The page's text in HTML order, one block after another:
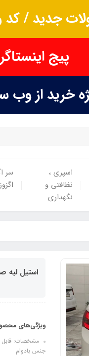
جدید / کد
پیج
خرید از
اسپری ،
نظافتی و
نگهداری
سر
استیل لبه
ویژگی‌های
مشخصات: قابل
جنس بادوام